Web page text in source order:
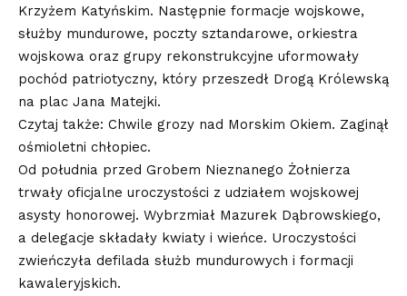
Krzyżem Katyńskim. Następnie formacje wojskowe,
służby mundurowe, poczty sztandarowe, orkiestra
wojskowa oraz grupy rekonstrukcyjne uformowały
pochód patriotyczny, który przeszedł Drogą Królewską
na plac Jana Matejki.
Czytaj także: Chwile grozy nad Morskim Okiem. Zaginął
ośmioletni chłopiec.
Od południa przed Grobem Nieznanego Żołnierza
trwały oficjalne uroczystości z udziałem wojskowej
asysty honorowej. Wybrzmiał Mazurek Dąbrowskiego,
a delegacje składały kwiaty i wieńce. Uroczystości
zwieńczyła defilada służb mundurowych i formacji
kawaleryjskich.